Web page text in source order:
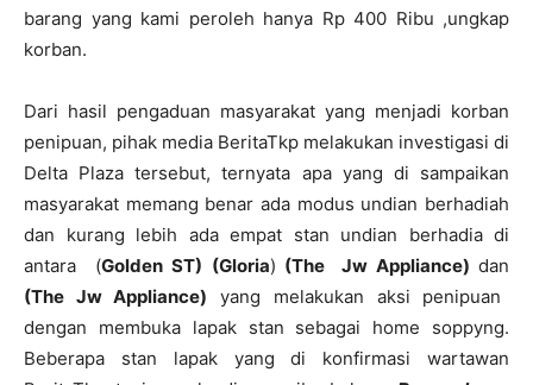
barang yang kami peroleh hanya Rp 400 Ribu ,ungkap
korban.
Dari hasil pengaduan masyarakat yang menjadi korban
penipuan, pihak media BeritaTkp melakukan investigasi di
Delta Plaza tersebut, ternyata apa yang di sampaikan
masyarakat memang benar ada modus undian berhadiah
dan kurang lebih ada empat stan undian berhadia di
antara (Golden ST) (Gloria) (The Jw Appliance)dan
(The Jw Appliance) yang melakukan aksi penipuan
dengan membuka lapak stan sebagai home soppyng.
Beberapa stan lapak yang di konfirmasi wartawan